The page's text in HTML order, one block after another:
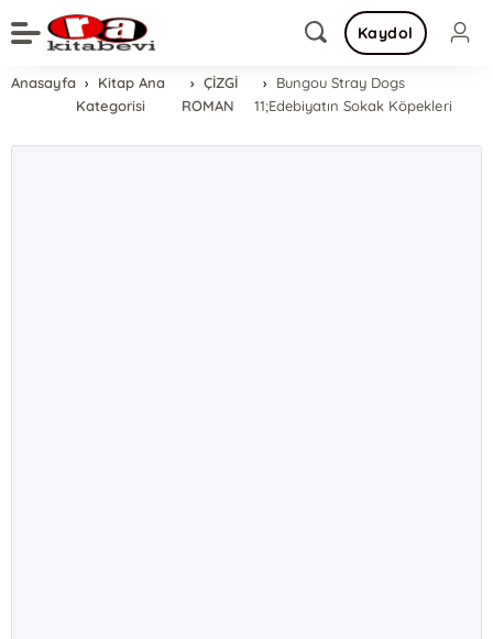
Kaydol
Anasayfa
Kitap Ana
Kategorisi
ÇİZGİ
ROMAN
Bungou Stray Dogs
11;Edebiyatın Sokak Köpekleri